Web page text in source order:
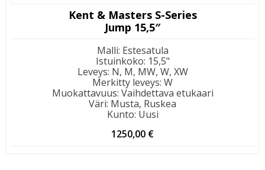
Kent & Masters S-Series
Jump 15,5″
Malli: Estesatula
Istuinkoko: 15,5"
Leveys: N, M, MW, W, XW
Merkitty leveys: W
Muokattavuus: Vaihdettava etukaari
Väri: Musta, Ruskea
Kunto: Uusi
1250,00 €